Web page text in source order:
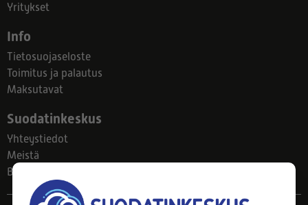
Yritykset
Info
Tietosuojaseloste
Toimitus ja palautus
Maksutavat
Suodatinkeskus
Yhteystiedot
Meistä
Blogi